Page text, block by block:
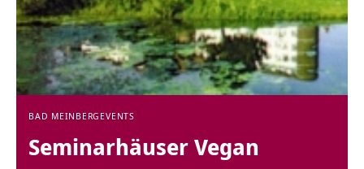
BAD MEINBERG EVENTS
Seminarhäuser Vegan